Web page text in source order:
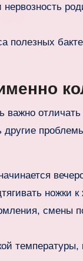
нервозность
полезных
важно
другие
ножки к
смены